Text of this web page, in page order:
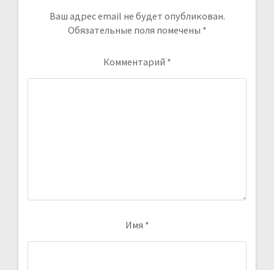
Ваш адрес email не будет опубликован.
Обязательные поля помечены *
Комментарий *
Имя *